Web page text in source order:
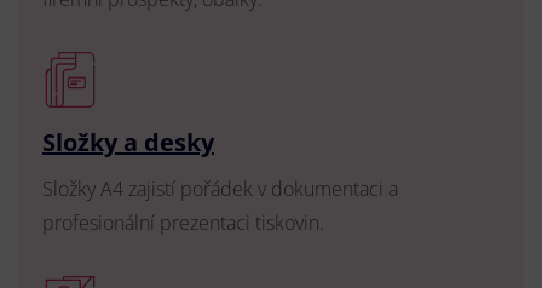
Složky a desky
Složky A4 zajistí pořádek v dokumentaci a
profesionální prezentaci tiskovin.